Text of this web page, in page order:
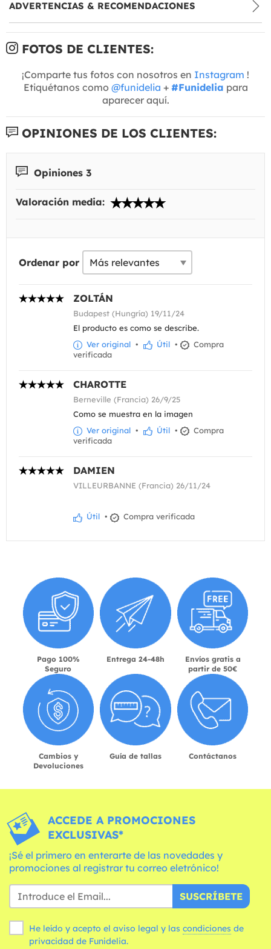
ADVERTENCIAS & RECOMENDACIONES
FOTOS DE CLIENTES:
¡Comparte tus fotos con nosotros en Instagram !
Etiquétanos como @funidelia + #Funidelia para
aparecer aquí.
OPINIONES DE LOS CLIENTES:
Opiniones 3
Valoración media:
Ordenar por
ZOLTÁN
Budapest (Hungría) 19/11/24
El producto es como se describe.
Ver original • Útil •
Compra
verificada
CHAROTTE
Berneville (Francia) 26/9/25
Como se muestra en la imagen
Ver original • Útil •
Compra
verificada
DAMIEN
VILLEURBANNE (Francia) 26/11/24
Útil • Compra verificada
Pago 100%
Seguro
Entrega 24-48h
Envíos gratis a
partir de 50€
Cambios y
Devoluciones
Guía de tallas Contáctanos
ACCEDE A PROMOCIONES
EXCLUSIVAS*
¡Sé el primero en enterarte de las novedades y
promociones al registrar tu correo eletrónico!
SUSCRÍBETE
He leído y acepto el aviso legal y las condiciones
privacidad de Funidelia.